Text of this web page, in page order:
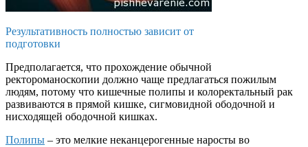
Результативность полностью зависит от
подготовки
Предполагается, что прохождение обычной
ректороманоскопии должно чаще предлагаться пожилым
людям, потому что кишечные полипы и колоректальный рак
развиваются в прямой кишке, сигмовидной ободочной и
нисходящей ободочной кишках.
Полипы – это мелкие неканцерогенные наросты во